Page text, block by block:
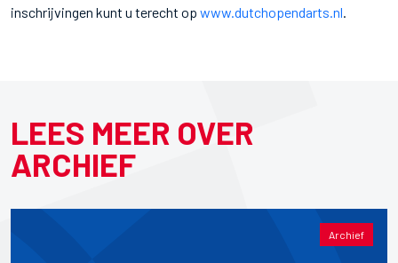
inschrijvingen kunt u terecht op www.dutchopendarts.nl.
LEES MEER OVER
ARCHIEF
Archief